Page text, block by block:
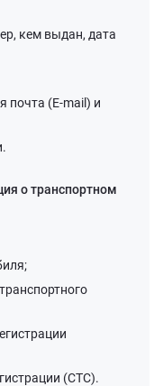
кем выдан, дата
почта (E-mail) и
о транспортном
(СТС).